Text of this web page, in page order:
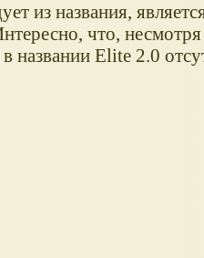
из названия,
что,
в названии Elite 2.0